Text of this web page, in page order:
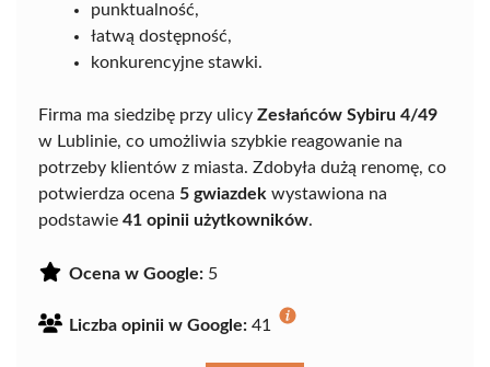
punktualność,
łatwą dostępność,
konkurencyjne stawki.
Firma ma siedzibę przy ulicy Zesłańców Sybiru 4/49
w Lublinie, co umożliwia szybkie reagowanie na
potrzeby klientów z miasta. Zdobyła dużą renomę, co
potwierdza ocena 5 gwiazdek wystawiona na
podstawie 41 opinii użytkowników.
Ocena w Google: 5
Liczba opinii w Google: 41